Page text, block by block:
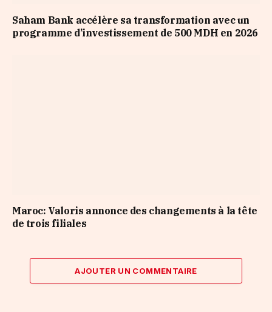
Saham Bank accélère sa transformation avec un
programme d’investissement de 500 MDH en 2026
Maroc: Valoris annonce des changements à la tête
de trois filiales
AJOUTER UN COMMENTAIRE